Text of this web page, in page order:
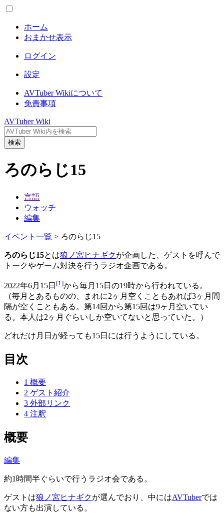
ホーム
おまかせ表示
ログイン
設定
AVTuber Wikiについて
免責事項
AVTuber Wiki
検索
ろのらじ15
言語
ウォッチ
編集
イベント一覧 > ろのらじ15
ろのらじ15とは狼ノ宮ヒナギクが企画した、ゲストを呼んで
トークやゲーム対決を行うラジオ企画である。
2022年6月15日 [1 ]から毎月15日の19時から行われている。
（毎月とあるものの、まれに2ヶ月空くこともあれば3ヶ月間
隔が空くこともある。第14回から第15回は9ヶ月空いてい
る。本人は2ヶ月ぐらいしか空いてないと思っていた。）
どれだけ月日が経っても15日には行うようにしている。
目次
1 概要
2 ゲスト紹介
3 外部リンク
4 注釈
概要
編集
約1時間半ぐらいで行うラジオ会である。
ゲストは狼ノ宮ヒナギクが選んでおり、中にはAVTuberでは
ない方も出演している。